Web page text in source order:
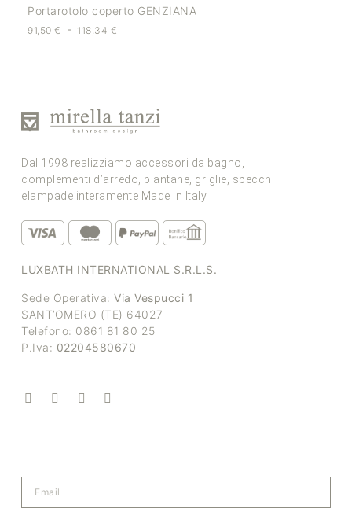
Portarotolo coperto GENZIANA
91,50 € - 118,34 €
Dal 1998 realizziamo accessori da bagno,
complementi d’arredo, piantane, griglie, specchi
elampade interamente Made in Italy
LUXBATH INTERNATIONAL S.R.L.S.
Sede Operativa: Via Vespucci 1
SANT’OMERO (TE) 64027
Telefono: 0861 81 80 25
P.Iva: 02204580670